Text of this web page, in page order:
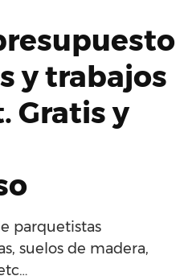
y trabajos
Gratis y
parquetistas
suelos de madera,